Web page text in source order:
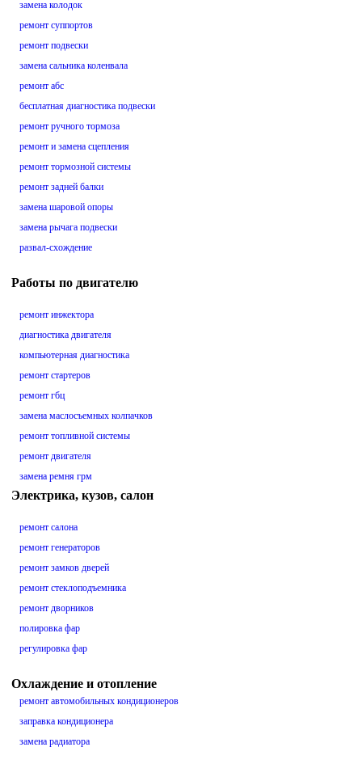
замена колодок
ремонт суппортов
ремонт подвески
замена сальника коленвала
ремонт абс
бесплатная диагностика подвески
ремонт ручного тормоза
ремонт и замена сцепления
ремонт тормозной системы
ремонт задней балки
замена шаровой опоры
замена рычага подвески
развал-схождение
Работы по двигателю
ремонт инжектора
диагностика двигателя
компьютерная диагностика
ремонт стартеров
ремонт гбц
замена маслосъемных колпачков
ремонт топливной системы
ремонт двигателя
замена ремня грм
Электрика, кузов, салон
ремонт салона
ремонт генераторов
ремонт замков дверей
ремонт стеклоподъемника
ремонт дворников
полировка фар
регулировка фар
Охлаждение и отопление
ремонт автомобильных кондиционеров
заправка кондиционера
замена радиатора